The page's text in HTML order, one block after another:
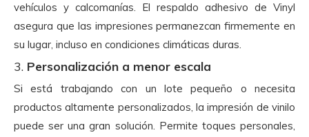
vehículos y calcomanías. El respaldo adhesivo de Vinyl
asegura que las impresiones permanezcan firmemente en
su lugar, incluso en condiciones climáticas duras.
3. Personalización a menor escala
Si está trabajando con un lote pequeño o necesita
productos altamente personalizados, la impresión de vinilo
puede ser una gran solución. Permite toques personales,